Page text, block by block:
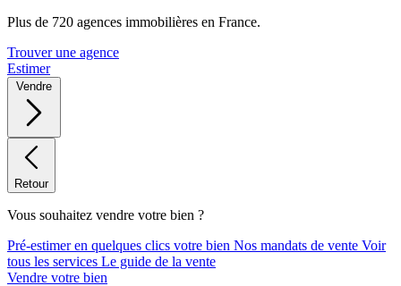
Plus de 720 agences immobilières en France.
Trouver une agence
Estimer
Vendre
Retour
Vous souhaitez vendre votre bien ?
Pré-estimer en quelques clics votre bien Nos mandats de vente Voir
tous les services Le guide de la vente
Vendre votre bien